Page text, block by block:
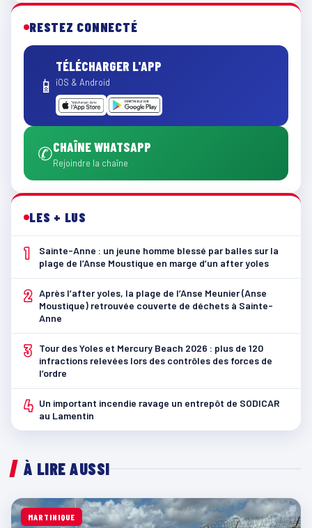
RESTEZ CONNECTÉ
📱
TÉLÉCHARGER L'APP
iOS & Android
✆CHAÎNE WHATSAPP
Rejoindre la chaîne
LES + LUS
1
Sainte-Anne : un jeune homme blessé par balles sur la
plage de l’Anse Moustique en marge d’un after yoles
2 Après l’after yoles, la plage de l’Anse Meunier (Anse
Moustique) retrouvée couverte de déchets à Sainte-
Anne
3
Tour des Yoles et Mercury Beach 2026 : plus de 120
infractions relevées lors des contrôles des forces de
l’ordre
4 Un important incendie ravage un entrepôt de SODICAR
au Lamentin
À LIRE AUSSI
MARTINIQUE